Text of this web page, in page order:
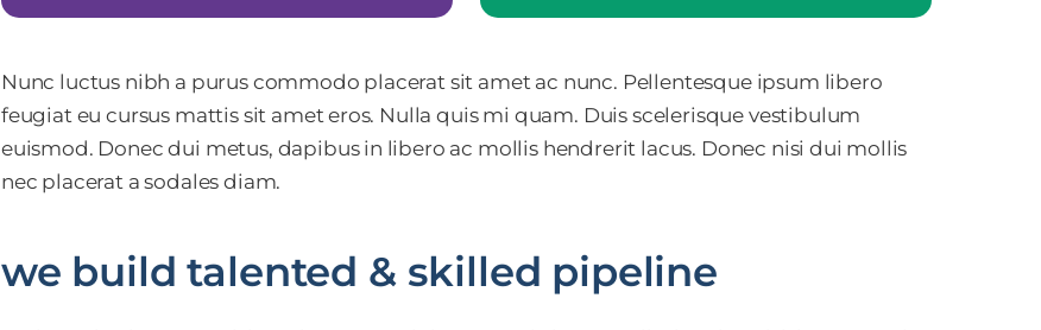
Nunc luctus nibh a purus commodo placerat sit amet ac nunc. Pellentesque ipsum libero
feugiat eu cursus mattis sit amet eros. Nulla quis mi quam. Duis scelerisque vestibulum
euismod. Donec dui metus, dapibus in libero ac mollis hendrerit lacus. Donec nisi dui mollis
nec placerat a sodales diam.
we build talented & skilled pipeline